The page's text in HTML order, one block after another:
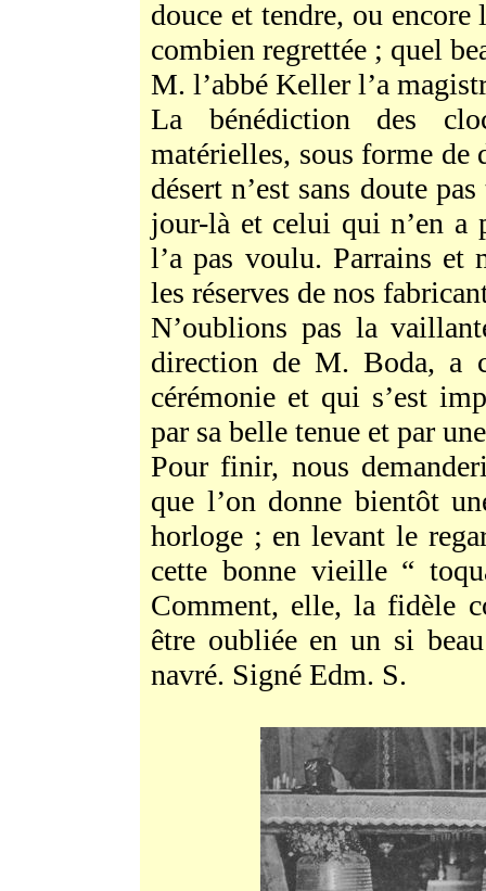
douce et tendre, ou
combien regrettée ; quel
M. l’abbé Keller l’a
La bénédiction des
matérielles, sous forme de
désert n’est sans doute
jour-là et celui qui n’en a
l’a pas voulu. Parrains et
les réserves de nos
N’oublions pas la
direction de M. Boda, a
cérémonie et qui s’est
par sa belle tenue et par
Pour finir, nous
que l’on donne bientôt
horloge ; en levant le
cette bonne vieille “
Comment, elle, la fidèle
être oubliée en un si
navré. Signé Edm. S.